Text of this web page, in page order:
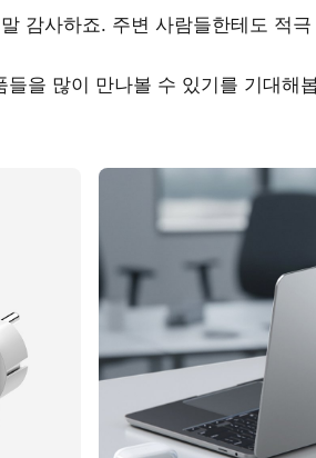
감사하죠. 주변 사람들한테도 적
을 많이 만나볼 수 있기를 기대해